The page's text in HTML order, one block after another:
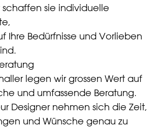
schaffen sie individuelle
Ihre Bedürfnisse und Vorlieben
legen wir grossen Wert auf
und umfassende Beratung.
Designer nehmen sich die Zeit,
und Wünsche genau zu